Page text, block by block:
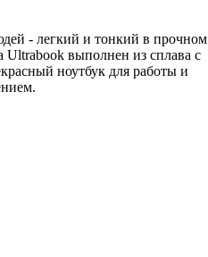
- легкий и тонкий в прочном
Ultrabook выполнен из сплава с
ноутбук для работы и